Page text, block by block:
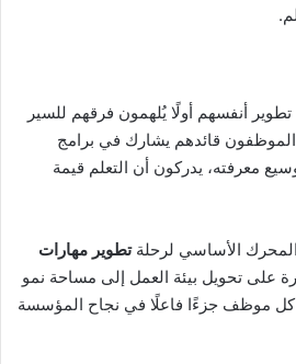
أنفسهم أولًا يُلهمون فرقهم للسير
قائدهم يشارك في برامج
معرفته، يدركون أن التعلم قيمة
المحرك الأساسي لرحلةتطوير مهارات
على تحويل بيئة العمل إلى مساحة نمو
موظف جزءًا فاعلًا في نجاح المؤسسة